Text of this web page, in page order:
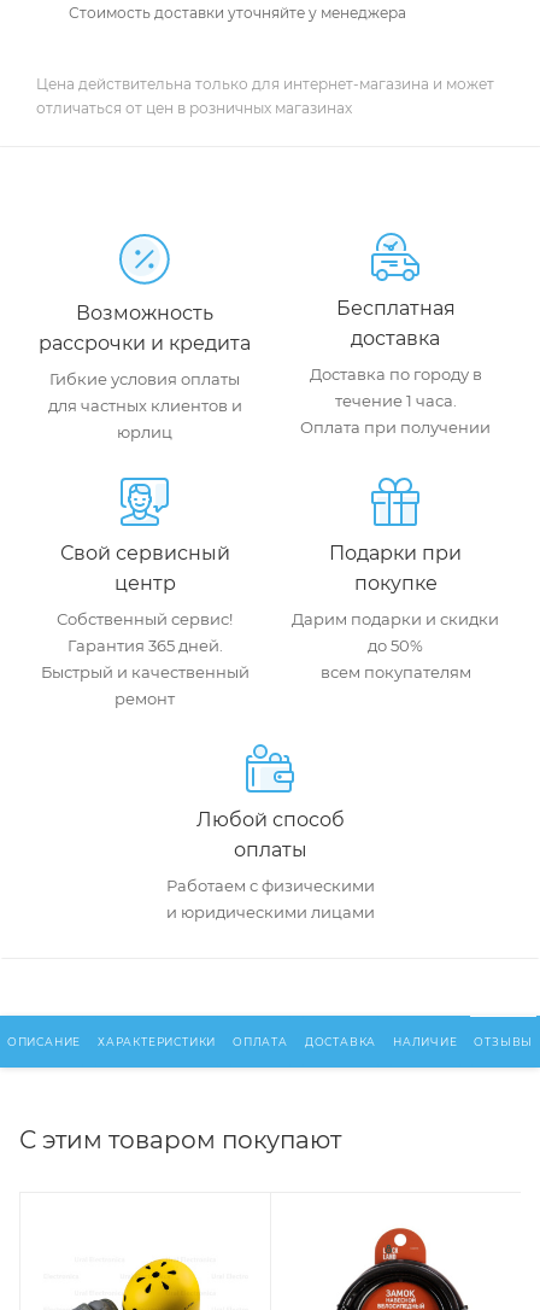
Стоимость доставки уточняйте у менеджера
Цена действительна только для интернет-магазина и может
отличаться от цен в розничных магазинах
Возможность
рассрочки и кредита
Гибкие условия оплаты
для частных клиентов и
юрлиц
Бесплатная
доставка
Доставка по городу в
течение 1 часа.
Оплата при получении
Свой сервисный
центр
Собственный сервис!
Гарантия 365 дней.
Быстрый и качественный
ремонт
Подарки при
покупке
Дарим подарки и скидки
до 50%
всем покупателям
Любой способ
оплаты
Работаем с физическими
и юридическими лицами
ОПИСАНИЕ ХАРАКТЕРИСТИКИ ОПЛАТА ДОСТАВКА НАЛИЧИЕ ОТЗЫВЫ
С этим товаром покупают